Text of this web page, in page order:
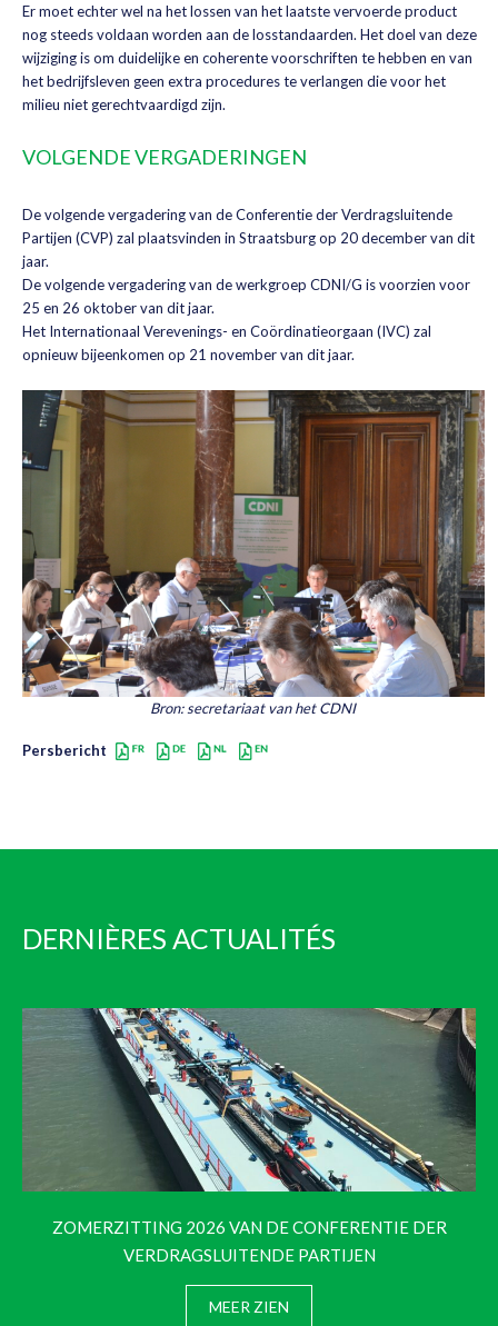
Er moet echter wel na het lossen van het laatste vervoerde product
nog steeds voldaan worden aan de losstandaarden. Het doel van deze
wijziging is om duidelijke en coherente voorschriften te hebben en van
het bedrijfsleven geen extra procedures te verlangen die voor het
milieu niet gerechtvaardigd zijn.
VOLGENDE VERGADERINGEN
De volgende vergadering van de Conferentie der Verdragsluitende
Partijen (CVP) zal plaatsvinden in Straatsburg op 20 december van dit
jaar.
De volgende vergadering van de werkgroep CDNI/G is voorzien voor
25 en 26 oktober van dit jaar.
Het Internationaal Verevenings- en Coördinatieorgaan (IVC) zal
opnieuw bijeenkomen op 21 november van dit jaar.
Bron: secretariaat van het CDNI
Persbericht
DERNIÈRES ACTUALITÉS
ZOMERZITTING 2026 VAN DE CONFERENTIE DER
VERDRAGSLUITENDE PARTIJEN
MEER ZIEN